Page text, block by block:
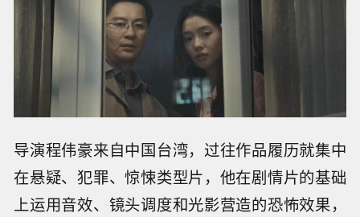
导演程伟豪来自中国台湾，过往作品履历就集中
在悬疑、犯罪、惊悚类型片，他在剧情片的基础
上运用音效、镜头调度和光影营造的恐怖效果，